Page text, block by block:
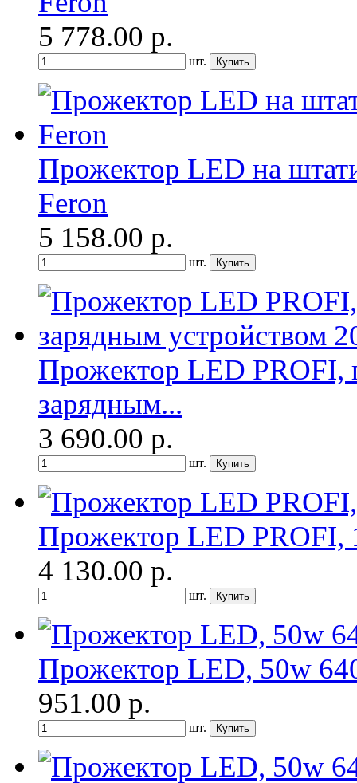
5 778.00 р.
шт.
Прожектор LED на
Feron
5 158.00 р.
шт.
Прожектор LED PROFI,
зарядным...
3 690.00 р.
шт.
Прожектор LED PROFI,
4 130.00 р.
шт.
Прожектор LED, 50w
951.00 р.
шт.